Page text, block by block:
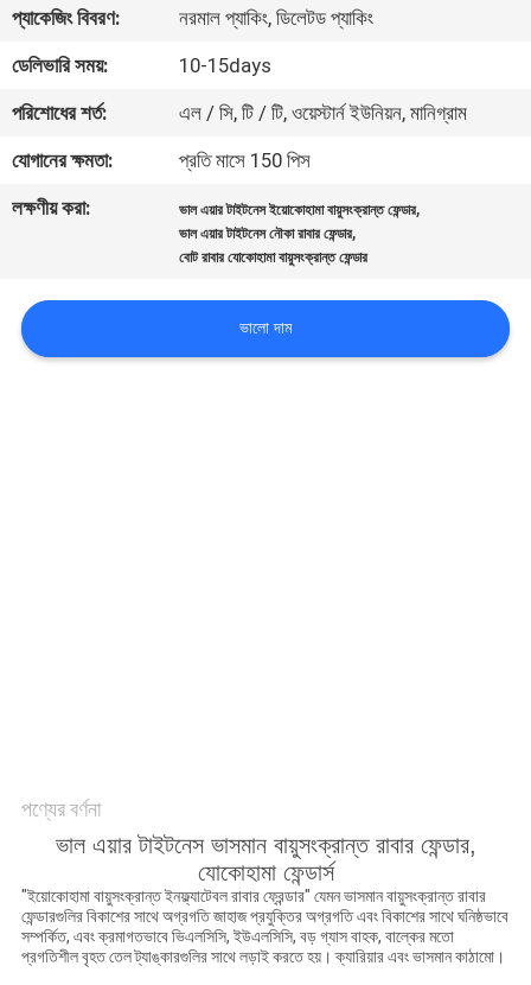
ভ্রমণ
মান
নিয়ন্ত্রণ
যোগাযোগ
খবর
প্যাকেজিং বিবরণ:
নরমাল প্যাকিং, ডিলেটড প্যাকিং
ডেলিভারি সময়:
10-15days
পরিশোধের শর্ত:
এল / সি, টি / টি, ওয়েস্টার্ন ইউনিয়ন, মানিগ্রাম
যোগানের ক্ষমতা:
প্রতি মাসে 150 পিস
লক্ষণীয় করা:
ভাল এয়ার টাইটনেস ইয়োকোহামা বায়ুসংক্রান্ত ফেন্ডার,
ভাল এয়ার টাইটনেস নৌকা রাবার ফেন্ডার,
বোট রাবার যোকোহামা বায়ুসংক্রান্ত ফেন্ডার
ভালো দাম
পণ্যের বর্ণনা
ভাল এয়ার টাইটনেস ভাসমান বায়ুসংক্রান্ত রাবার ফেন্ডার,
যোকোহামা ফেন্ডার্স
"ইয়োকোহামা বায়ুসংক্রান্ত ইনফ্ল্যাটেবল রাবার ফ্রেন্ডার" যেমন ভাসমান বায়ুসংক্রান্ত রাবার
ফেন্ডারগুলির বিকাশের সাথে অগ্রগতি জাহাজ প্রযুক্তির অগ্রগতি এবং বিকাশের সাথে ঘনিষ্ঠভাবে
সম্পর্কিত, এবং ক্রমাগতভাবে ভিএলসিসি, ইউএলসিসি, বড় গ্যাস বাহক, বাল্কের মতো
প্রগতিশীল বৃহত তেল ট্যাঙ্কারগুলির সাথে লড়াই করতে হয়। ক্যারিয়ার এবং ভাসমান কাঠামো।